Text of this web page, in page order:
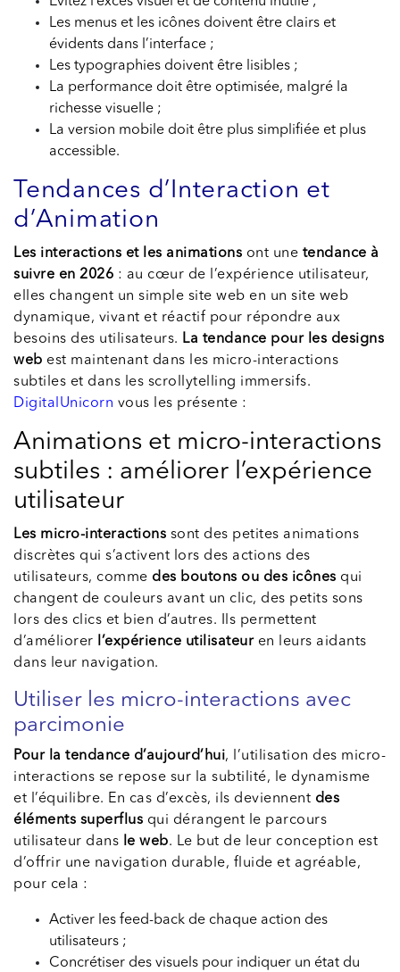
Les menus et les icônes doivent être clairs et
évidents dans l’interface ;
Les typographies doivent être lisibles ;
La performance doit être optimisée, malgré la
richesse visuelle ;
La version mobile doit être plus simplifiée et plus
accessible.
Tendances d’Interaction et
d’Animation
Les interactions et les animations ont une tendance à
suivre en 2026 : au cœur de l’expérience utilisateur,
elles changent un simple site web en un site web
dynamique, vivant et réactif pour répondre aux
besoins des utilisateurs. La tendance pour les designs
web est maintenant dans les micro-interactions
subtiles et dans les scrollytelling immersifs.
DigitalUnicorn vous les présente :
Animations et micro-interactions
subtiles : améliorer l’expérience
utilisateur
Les micro-interactions sont des petites animations
discrètes qui s’activent lors des actions des
utilisateurs, comme des boutons ou des icônes qui
changent de couleurs avant un clic, des petits sons
lors des clics et bien d’autres. Ils permettent
d’améliorer l’expérience utilisateur en leurs aidants
dans leur navigation.
Utiliser les micro-interactions avec
parcimonie
Pour la tendance d’aujourd’hui, l’utilisation des micro-
interactions se repose sur la subtilité, le dynamisme
et l’équilibre. En cas d’excès, ils deviennent des
éléments superflus qui dérangent le parcours
utilisateur dans le web. Le but de leur conception est
d’offrir une navigation durable, fluide et agréable,
pour cela :
Activer les feed-back de chaque action des
utilisateurs ;
Concrétiser des visuels pour indiquer un état du